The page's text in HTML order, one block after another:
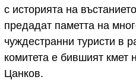
с историята на
предадат паметта на
чуждестранни туристи в
комитета е бившият кмет
Цанков.